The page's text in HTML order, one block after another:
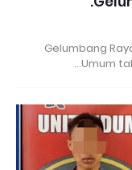
Gelumbang
Umum